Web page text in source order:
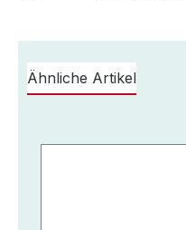
Ähnliche Artikel